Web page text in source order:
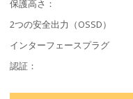
保護高さ：
2つの安全出力（OSSD）
インターフェースプラグ
認証：